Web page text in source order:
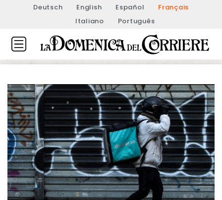
Deutsch English Español
Français
Italiano
Português